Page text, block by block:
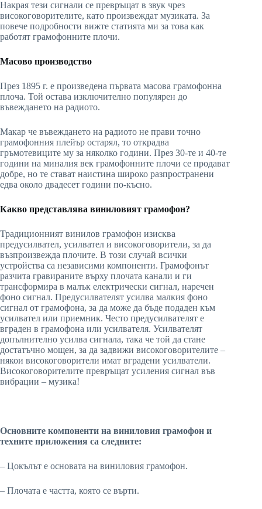
Накрая тези сигнали се превръщат в звук чрез
високоговорителите, като произвеждат музиката. За
повече подробности вижте статията ми за това как
работят грамофонните плочи.
Масово производство
През 1895 г. е произведена първата масова грамофонна
плоча. Той остава изключително популярен до
въвеждането на радиото.
Макар че въвеждането на радиото не прави точно
грамофонния плейър остарял, то открадва
гръмотевиците му за няколко години. През 30-те и 40-те
години на миналия век грамофонните плочи се продават
добре, но те стават наистина широко разпространени
едва около двадесет години по-късно.
Какво представлява виниловият грамофон?
Традиционният винилов грамофон изисква
предусилвател, усилвател и високоговорители, за да
възпроизвежда плочите. В този случай всички
устройства са независими компоненти. Грамофонът
разчита гравираните върху плочата канали и ги
трансформира в малък електрически сигнал, наречен
фоно сигнал. Предусилвателят усилва малкия фоно
сигнал от грамофона, за да може да бъде подаден към
усилвател или приемник. Често предусилвателят е
вграден в грамофона или усилвателя. Усилвателят
допълнително усилва сигнала, така че той да стане
достатъчно мощен, за да задвижи високоговорителите –
някои високоговорители имат вградени усилватели.
Високоговорителите превръщат усиления сигнал във
вибрации – музика!
Основните компоненти на виниловия грамофон и
техните приложения са следните:
– Цокълът е основата на виниловия грамофон.
– Плочата е частта, която се върти.